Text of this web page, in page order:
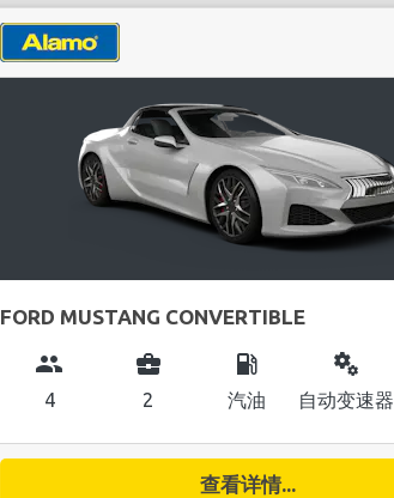
FORD MUSTANG CONVERTIBLE
group
4
business_center
2
local_gas_station
汽油
miscellaneous_services
自动变速器
查看详情...